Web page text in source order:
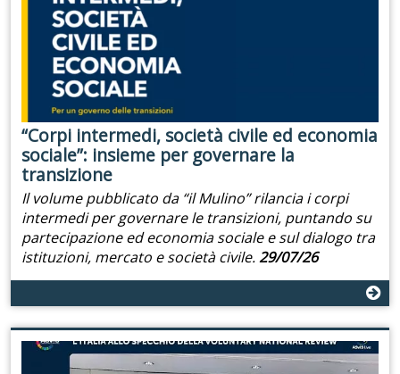
“Corpi intermedi, società civile ed economia
sociale”: insieme per governare la
transizione
Il volume pubblicato da “il Mulino” rilancia i corpi
intermedi per governare le transizioni, puntando su
partecipazione ed economia sociale e sul dialogo tra
istituzioni, mercato e società civile.29/07/26